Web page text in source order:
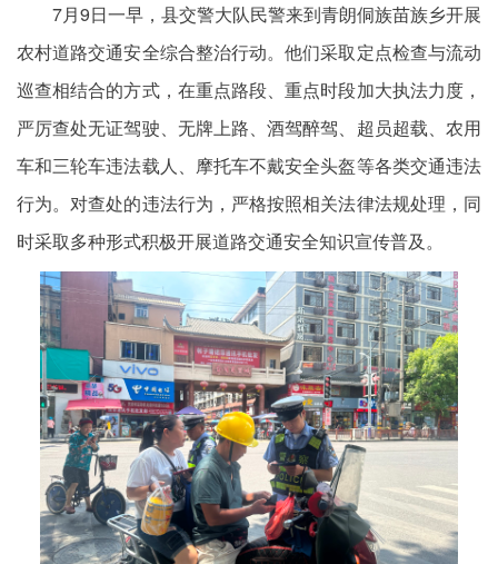
7月9日一早，县交警大队民警来到青朗侗族苗族乡开展
农村道路交通安全综合整治行动。他们采取定点检查与流动
巡查相结合的方式，在重点路段、重点时段加大执法力度，
严厉查处无证驾驶、无牌上路、酒驾醉驾、超员超载、农用
车和三轮车违法载人、摩托车不戴安全头盔等各类交通违法
行为。对查处的违法行为，严格按照相关法律法规处理，同
时采取多种形式积极开展道路交通安全知识宣传普及。